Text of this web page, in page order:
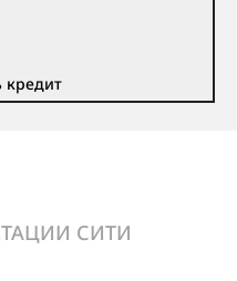
кредит
СИТИ